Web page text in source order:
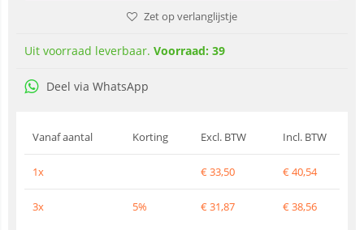
Zet op verlanglijstje
Uit voorraad leverbaar. Voorraad: 39
Deel via WhatsApp
Vanaf aantal Korting Excl. BTW Incl. BTW
1x €33,50 €40,54
3x 5% €31,87 €38,56